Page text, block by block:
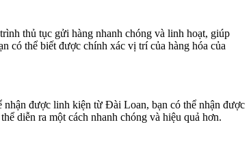
thủ tục gửi hàng nhanh chóng và linh hoạt, giúp
có thể biết được chính xác vị trí của hàng hóa của
được linh kiện từ Đài Loan, bạn có thể nhận được
diễn ra một cách nhanh chóng và hiệu quả hơn.